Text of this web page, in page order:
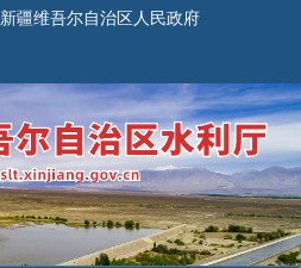
新疆维吾尔自治区人民政府